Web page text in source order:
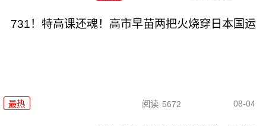
731！特高课还魂！高市早苗两把火烧穿日本国运
最热 阅读 5672 08-04